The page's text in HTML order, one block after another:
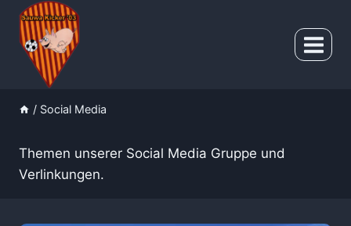
Zum
Inhalt
springen
/ Social Media
Themen unserer Social Media Gruppe und
Verlinkungen.